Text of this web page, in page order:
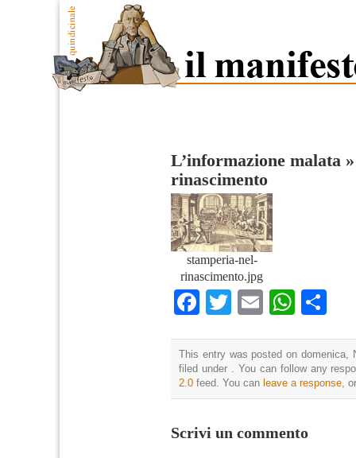
L’informazione malata
rinascimento
stamperia-nel-
rinascimento.jpg
Facebook
TwitterEmail
This entry was posted on domenica,
filed under . You can follow any
2.0 feed. You can leave a response,
Scrivi un commento